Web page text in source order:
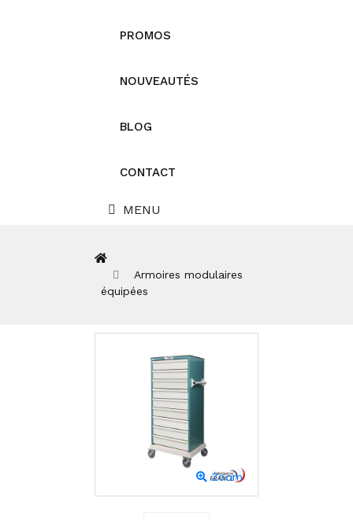
PROMOS
NOUVEAUTÉS
BLOG
CONTACT
MENU
Armoires modulaires
équipées
Zoom